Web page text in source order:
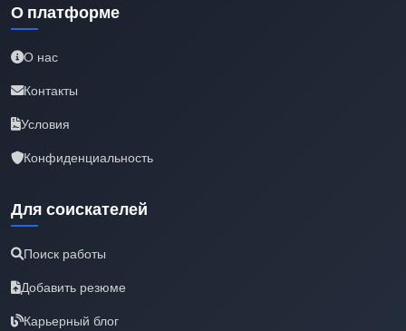
О платформе
О нас
Контакты
Условия
Конфиденциальность
Для соискателей
Поиск работы
Добавить резюме
Карьерный блог